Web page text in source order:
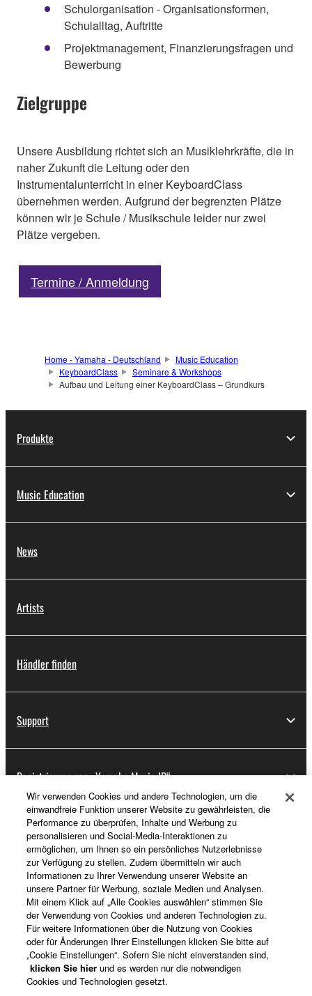
Schulorganisation - Organisationsformen,
Schulalltag, Auftritte
Projektmanagement, Finanzierungsfragen und
Bewerbung
Zielgruppe
Unsere Ausbildung richtet sich an Musiklehrkräfte, die in
naher Zukunft die Leitung oder den
Instrumentalunterricht in einer KeyboardClass
übernehmen werden. Aufgrund der begrenzten Plätze
können wir je Schule / Musikschule leider nur zwei
Plätze vergeben.
Termine / Anmeldung
Home - Yamaha - Deutschland
Music Education
KeyboardClass
Seminare & Workshops
Aufbau und Leitung einer KeyboardClass – Grundkurs
Produkte
Music Education
News
Artists
Händler finden
Support
Registrierung von „Yamaha Music ID“
Über Yamaha
Deutschland - German
Business
Wir verwenden Cookies und andere Technologien, um die
einwandfreie Funktion unserer Website zu gewährleisten, die
Performance zu überprüfen, Inhalte und Werbung zu
personalisieren und Social-Media-Interaktionen zu
ermöglichen, um Ihnen so ein persönliches Nutzerlebnisse
zur Verfügung zu stellen. Zudem übermitteln wir auch
Informationen zu Ihrer Verwendung unserer Website an
unsere Partner für Werbung, soziale Medien und Analysen.
Mit einem Klick auf „Alle Cookies auswählen“ stimmen Sie
der Verwendung von Cookies und anderen Technologien zu.
Für weitere Informationen über die Nutzung von Cookies
oder für Änderungen Ihrer Einstellungen klicken Sie bitte auf
„Cookie Einstellungen“. Sofern Sie nicht einverstanden sind,
klicken Sie hier und es werden nur die notwendigen
Cookies und Technologien gesetzt.